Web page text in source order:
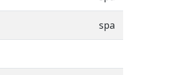
spa